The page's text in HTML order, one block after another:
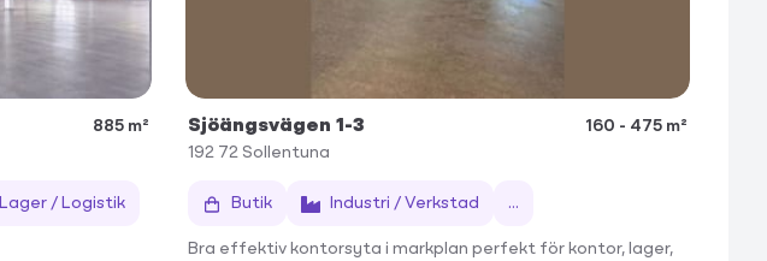
885 m²
Lager / Logistik
Sjöängsvägen 1-3
160 - 475 m²
192 72 Sollentuna
Butik Industri / Verkstad ...
Bra effektiv kontorsyta i markplan perfekt för kontor, lager,